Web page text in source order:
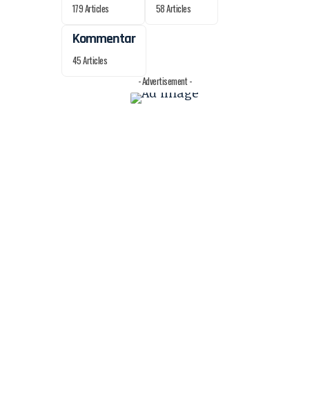
179 Articles 58 Articles
Kommentar
45 Articles
- Advertisement -